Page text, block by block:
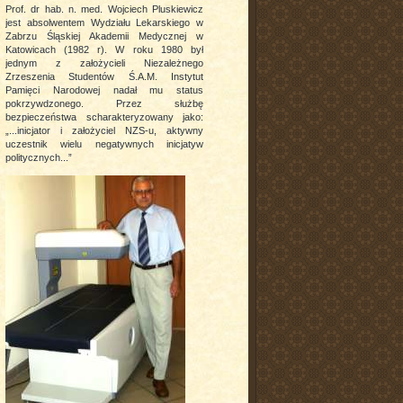
Prof. dr hab. n. med. Wojciech Pluskiewicz
jest absolwentem Wydziału Lekarskiego w
Zabrzu Śląskiej Akademii Medycznej w
Katowicach (1982 r). W roku 1980 był
jednym z założycieli Niezależnego
Zrzeszenia Studentów Ś.A.M. Instytut
Pamięci Narodowej nadał mu status
pokrzywdzonego. Przez służbę
bezpieczeństwa scharakteryzowany jako:
„...inicjator i założyciel NZS-u, aktywny
uczestnik wielu negatywnych inicjatyw
politycznych...”